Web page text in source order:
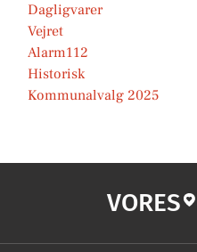
Dagligvarer
Vejret
Alarm112
Historisk
Kommunalvalg 2025
VORES